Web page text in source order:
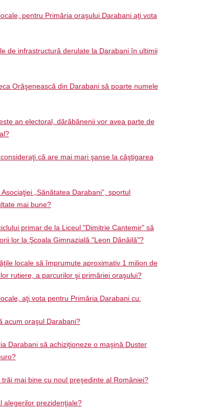
pentru Primăria oraşului Darabani aţi vota
de infrastructură derulate la Darabani în ultimii
Orăşenească din Darabani să poarte numele
an electoral, dărăbănenii vor avea parte de
că are mai mari şanse la câştigarea
„Sănătatea Darabani”, sportul
mai bune?
primar de la Liceul "Dimitrie Cantemir" să
lor la Şcoala Gimnazială "Leon Dănăilă"?
locale să împrumute aproximativ 1 milion de
rutiere, a parcurilor şi primăriei oraşului?
aţi vota pentru Primăria Darabani cu:
acum oraşul Darabani?
Darabani să achiziţioneze o maşină Duster
mai bine cu noul preşedinte al României?
alegerilor prezidenţiale?